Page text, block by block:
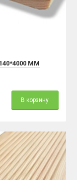
ММ
В корзину